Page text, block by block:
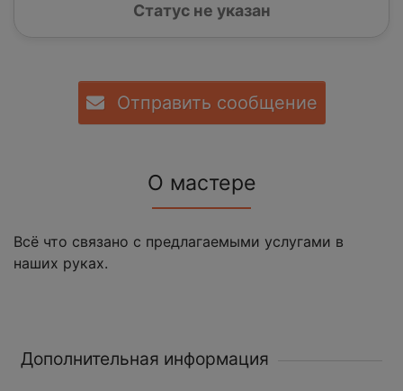
Статус не указан
Отправить сообщение
О мастере
Всё что связано с предлагаемыми услугами в
наших руках.
Дополнительная информация